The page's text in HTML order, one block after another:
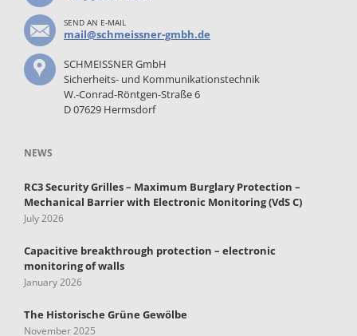
SEND AN E-MAIL
mail@schmeissner-gmbh.de
SCHMEISSNER GmbH
Sicherheits- und Kommunikationstechnik
W.-Conrad-Röntgen-Straße 6
D 07629 Hermsdorf
NEWS
RC3 Security Grilles – Maximum Burglary Protection –
Mechanical Barrier with Electronic Monitoring (VdS C)
July 2026
Capacitive breakthrough protection – electronic
monitoring of walls
January 2026
The Historische Grüne Gewölbe
November 2025